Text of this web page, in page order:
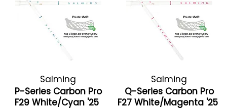
Salming
P-Series Carbon Pro
F29 White/Cyan '25
Salming
Q-Series Carbon Pro
F27 White/Magenta '25